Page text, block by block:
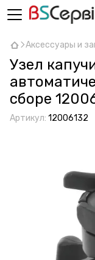
Аксессуары и
Узел
сборе
Артикул: 12006132